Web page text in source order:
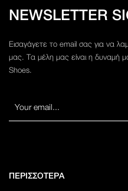
NEWSLETTER
Εισαγάγετε το email σας για να
μας. Τα μέλη μας είναι η δυναμή
Shoes.
ΠΕΡΙΣΣΟΤΕΡΑ